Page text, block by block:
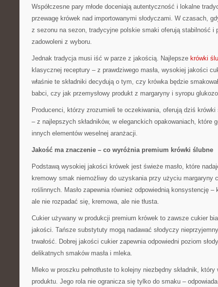
Współczesne pary młode doceniają autentyczność i lokalne
przewagę krówek nad importowanymi słodyczami. W czasach,
z sezonu na sezon, tradycyjne polskie smaki oferują stabilność i
zadowoleni z wyboru.
Jednak tradycja musi iść w parze z jakością. Najlepsze krówki
klasycznej receptury – z prawdziwego masła, wysokiej jakości
właśnie te składniki decydują o tym, czy krówka będzie
babci, czy jak przemysłowy produkt z margaryny i syropu
Producenci, którzy zrozumieli te oczekiwania, oferują dziś
– z najlepszych składników, w eleganckich opakowaniach, które
innych elementów weselnej aranżacji.
Jakość ma znaczenie – co wyróżnia premium krówki ślubne
Podstawą wysokiej jakości krówek jest świeże masło, które
kremowy smak niemożliwy do uzyskania przy użyciu margaryny
roślinnych. Masło zapewnia również odpowiednią konsystencję
ale nie rozpadać się, kremowa, ale nie tłusta.
Cukier używany w produkcji premium krówek to zawsze cukier
jakości. Tańsze substytuty mogą nadawać słodyczy
trwałość. Dobrej jakości cukier zapewnia odpowiedni poziom
delikatnych smaków masła i mleka.
Mleko w proszku pełnotłuste to kolejny niezbędny składnik,
produktu. Jego rola nie ogranicza się tylko do smaku –